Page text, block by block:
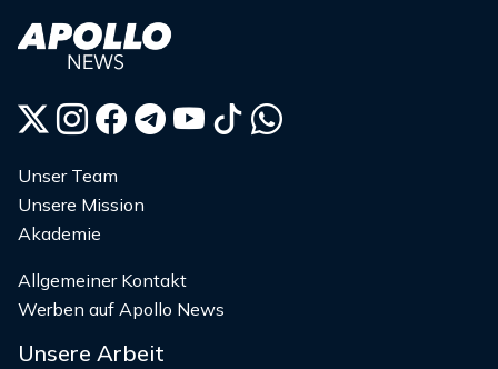
Unser Team
Unsere Mission
Akademie
Allgemeiner Kontakt
Werben auf Apollo News
Unsere Arbeit